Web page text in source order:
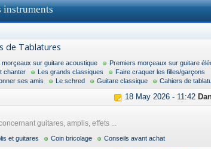
instruments
de Tablatures
morçeaux sur guitare acoustique
Premiers morçeaux sur guitare
chanter
Les grands classiques
Faire craquer les filles/garçons
ses amis
Le schred Guitare classique Cahiers de
18 May 2026 - 11:42
guitares, amplis, effets ...
et guitares Coin bricolage Conseils avant achat